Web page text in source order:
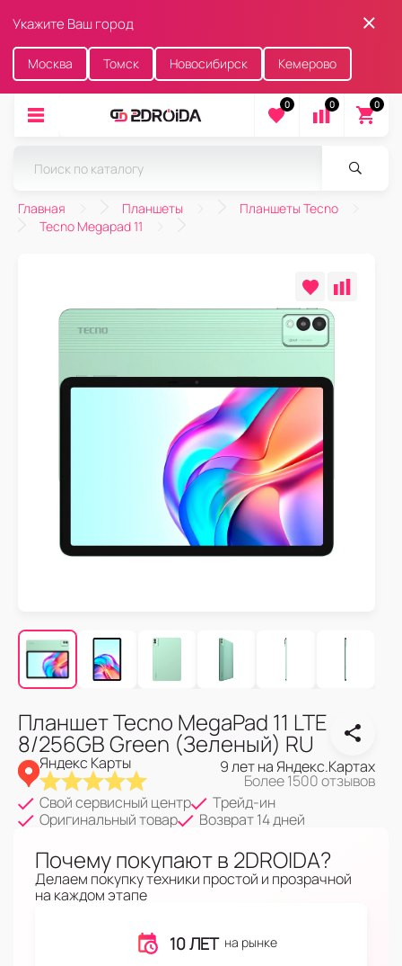
Укажите Ваш город
Москва Томск Новосибирск Кемерово
0 0 0
Главная Планшеты
Планшеты Tecno
Tecno Megapad 11
Планшет Tecno MegaPad 11 LTE
8/256GB Green (Зеленый) RU
Яндекс Карты 9 лет на Яндекс.Картах
Более 1500 отзывов
Свой сервисный центр
Трейд-ин
Оригинальный товар
Возврат 14 дней
Почему покупают в 2DROIDA?
Делаем покупку техники простой и прозрачной
на каждом этапе
10 ЛЕТ на рынке